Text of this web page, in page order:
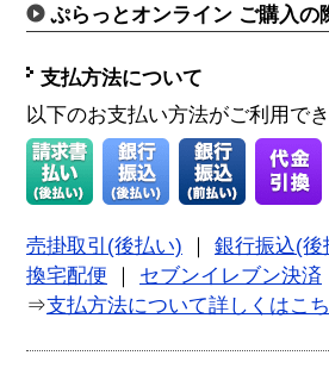
ぷらっとオンライン ご購入の
支払方法について
以下のお支払い方法がご利用で
売掛取引(後払い)
銀行振込(後
換宅配便
セブンイレブン決済
⇒支払方法について詳しくはこ